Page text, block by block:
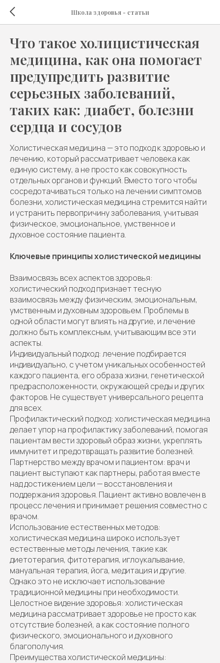
Школа здоровья - статьи
Что такое холицистическая
медицина, как она помогает
предупредить развитие
серьезных заболеваний,
таких как: диабет, болезни
сердца и сосудов
Холистическая медицина — это подход к здоровью и
лечению, который рассматривает человека как
единую систему, а не просто как совокупность
отдельных органов и функций. Вместо того чтобы
сосредотачиваться только на лечении симптомов
болезни, холистическая медицина стремится найти
и устранить первопричину заболевания, учитывая
физическое, эмоциональное, умственное и
духовное состояние пациента.
Ключевые принципы холистической медицины
Взаимосвязь всех аспектов здоровья:
холистический подход признает тесную
взаимосвязь между физическим, эмоциональным,
умственным и духовным здоровьем. Проблемы в
одной области могут влиять на другие, и лечение
должно быть комплексным, учитывающим все эти
аспекты.
Индивидуальный подход: лечение подбирается
индивидуально, с учетом уникальных особенностей
каждого пациента, его образа жизни, генетической
предрасположенности, окружающей среды и других
факторов. Не существует универсального рецепта
для всех.
Профилактический подход: холистическая медицина
делает упор на профилактику заболеваний, помогая
пациентам вести здоровый образ жизни, укреплять
иммунитет и предотвращать развитие болезней.
Партнерство между врачом и пациентом: врач и
пациент выступают как партнеры, работая вместе
над достижением цели — восстановления и
поддержания здоровья. Пациент активно вовлечен в
процесс лечения и принимает решения совместно с
врачом.
Использование естественных методов:
холистическая медицина широко использует
естественные методы лечения, такие как
диетотерапия, фитотерапия, иглоукалывание,
мануальная терапия, йога, медитация и другие.
Однако это не исключает использование
традиционной медицины при необходимости.
Целостное видение здоровья: холистическая
медицина рассматривает здоровье не просто как
отсутствие болезней, а как состояние полного
физического, эмоционального и духовного
благополучия.
Преимущества холистической медицины: